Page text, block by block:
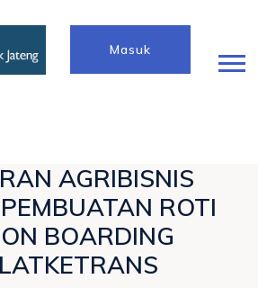
Masuk
AGRIBISNIS
ROTI
BOARDING